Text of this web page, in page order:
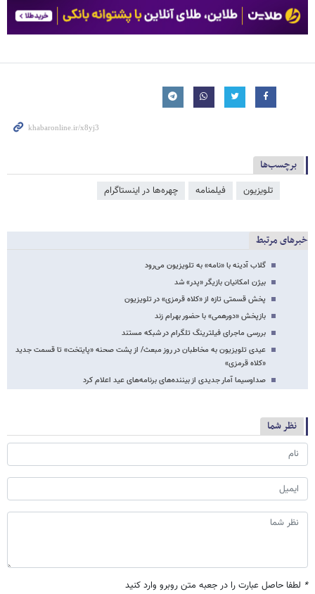
برچسب‌ها
تلویزیون فیلمنامه چهره‌ها در اینستاگرام
خبرهای مرتبط
گلاب آدینه با «نامه»‌ به تلویزیون می‌رود
بیژن امکانیان بازیگر «پدر» شد
پخش قسمتی تازه از «کلاه قرمزی» در تلویزیون
بازپخش «دورهمی» با حضور بهرام زند
بررسی ماجرای فیلترینگ تلگرام در شبکه مستند
عیدی تلویزیون به مخاطبان در روز مبعث/ از پشت صحنه «پایتخت» تا قسمت جدید
«کلاه قرمزی»
صداوسیما آمار جدیدی از بیننده‌های برنامه‌های عید اعلام کرد
نظر شما
* لطفا حاصل عبارت را در جعبه متن روبرو وارد کنید